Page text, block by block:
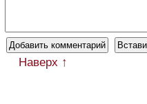
Наверх ↑